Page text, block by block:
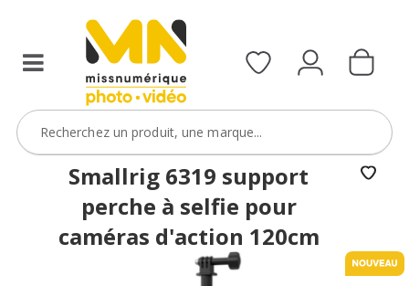
Smallrig 6319 support
perche à selfie pour
caméras d'action 120cm